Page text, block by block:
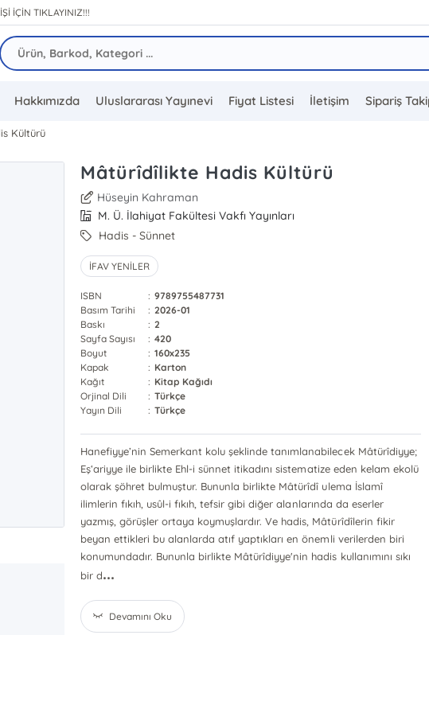
İÇİN TIKLAYINIZ!!!
Hakkımızda Uluslararası Yayınevi Fiyat Listesi İletişim Sipariş
Kültürü
Mâtürîdîlikte Hadis Kültürü
Hüseyin Kahraman
M. Ü. İlahiyat Fakültesi Vakfı Yayınları
Hadis - Sünnet
İFAV YENİLER
ISBN : 9789755487731
Basım Tarihi
: 2026-01
Baskı
: 2
Sayfa Sayısı
: 420
Boyut
: 160x235
Kapak
: Karton
Kağıt
: Kitap Kağıdı
Orjinal Dili
: Türkçe
Yayın Dili
: Türkçe
Hanefiyye’nin Semerkant kolu şeklinde tanımlanabilecek Mâtürîdiyye;
Eş‘ariyye ile birlikte Ehl-i sünnet itikadını sistematize eden kelam ekolü
olarak şöhret bulmuştur. Bununla birlikte Mâtürîdî ulema İslamî
ilimlerin fıkıh, usûl-i fıkıh, tefsir gibi diğer alanlarında da eserler
yazmış, görüşler ortaya koymuşlardır. Ve hadis, Mâtürîdîlerin fikir
beyan ettikleri bu alanlarda atıf yaptıkları en önemli verilerden biri
konumundadır. Bununla birlikte Mâtürîdiyye'nin hadis kullanımını sıkı
bir d...
Devamını Oku